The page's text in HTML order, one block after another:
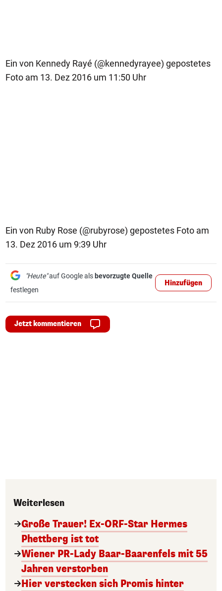
Ein von Kennedy Rayé (@kennedyrayee) gepostetes
Foto am 13. Dez 2016 um 11:50 Uhr
Ein von Ruby Rose (@rubyrose) gepostetes Foto am
13. Dez 2016 um 9:39 Uhr
"Heute"auf Google als bevorzugte Quelle
festlegen
Hinzufügen
Jetzt kommentieren
Weiterlesen
Große Trauer! Ex-ORF-Star Hermes
Phettberg ist tot
Wiener PR-Lady Baar-Baarenfels mit 55
Jahren verstorben
Hier verstecken sich Promis hinter